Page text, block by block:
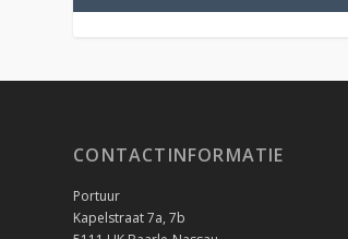
CONTACTINFORMATIE
Portuur
Kapelstraat 7a, 7b